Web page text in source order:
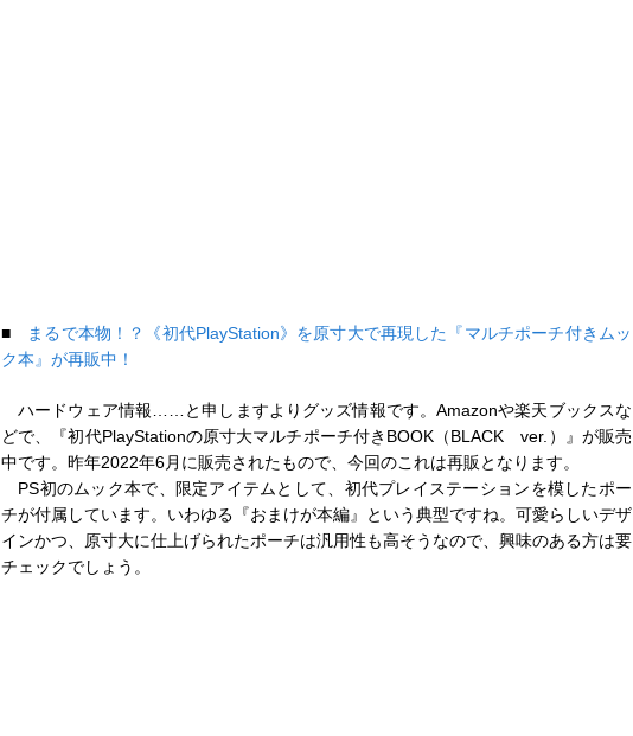
■
まるで本物！？《初代PlayStation》を原寸大で再現した『マルチポーチ付きムッ
ク本』が再販中！
ハードウェア情報……と申しますよりグッズ情報です。Amazonや楽天ブックスな
どで、『初代PlayStationの原寸大マルチポーチ付きBOOK（BLACK ver.）』が販売
中です。昨年2022年6月に販売されたもので、今回のこれは再販となります。
PS初のムック本で、限定アイテムとして、初代プレイステーションを模したポー
チが付属しています。いわゆる『おまけが本編』という典型ですね。可愛らしいデザ
インかつ、原寸大に仕上げられたポーチは汎用性も高そうなので、興味のある方は要
チェックでしょう。